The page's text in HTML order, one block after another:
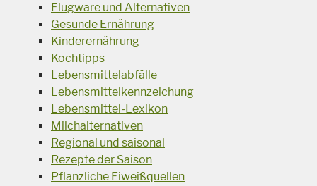
Flugware und Alternativen
Gesunde Ernährung
Kinderernährung
Kochtipps
Lebensmittelabfälle
Lebensmittelkennzeichung
Lebensmittel-Lexikon
Milchalternativen
Regional und saisonal
Rezepte der Saison
Pflanzliche Eiweißquellen